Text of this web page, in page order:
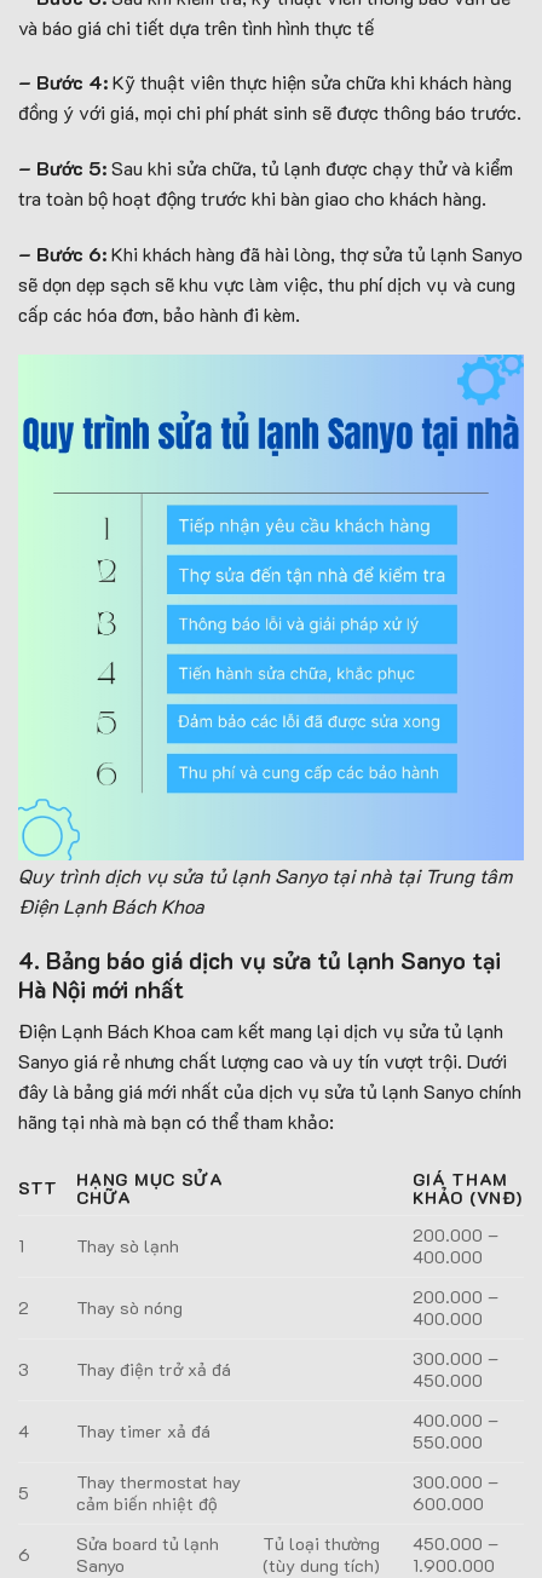
và báo giá chi tiết dựa trên tình hình thực tế
– Bước 4:Kỹ thuật viên thực hiện sửa chữa khi khách hàng
đồng ý với giá, mọi chi phí phát sinh sẽ được thông báo trước.
– Bước 5:Sau khi sửa chữa, tủ lạnh được chạy thử và kiểm
tra toàn bộ hoạt động trước khi bàn giao cho khách hàng.
– Bước 6:Khi khách hàng đã hài lòng, thợ sửa tủ lạnh Sanyo
sẽ dọn dẹp sạch sẽ khu vực làm việc, thu phí dịch vụ và cung
cấp các hóa đơn, bảo hành đi kèm.
Quy trình dịch vụ sửa tủ lạnh Sanyo tại nhà tại Trung tâm
Điện Lạnh Bách Khoa
4. Bảng báo giá dịch vụ sửa tủ lạnh Sanyo tại
Hà Nội mới nhất
Điện Lạnh Bách Khoa cam kết mang lại dịch vụ sửa tủ lạnh
Sanyo giá rẻ nhưng chất lượng cao và uy tín vượt trội. Dưới
đây là bảng giá mới nhất của dịch vụ sửa tủ lạnh Sanyo chính
hãng tại nhà mà bạn có thể tham khảo:
STT HẠNG MỤC SỬA
CHỮA
GIÁ THAM
KHẢO (VNĐ)
1 Thay sò lạnh
200.000 –
400.000
2 Thay sò nóng
200.000 –
400.000
3 Thay điện trở xả đá
300.000 –
450.000
4 Thay timer xả đá
400.000 –
550.000
5
Thay thermostat hay
cảm biến nhiệt độ
300.000 –
600.000
6
Sửa board tủ lạnh
Sanyo
Tủ loại thường
(tùy dung tích)
450.000 –
1.900.000